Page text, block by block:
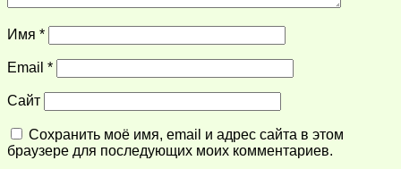
Имя *
Email *
Сайт
Сохранить моё имя, email и адрес сайта в этом
браузере для последующих моих комментариев.